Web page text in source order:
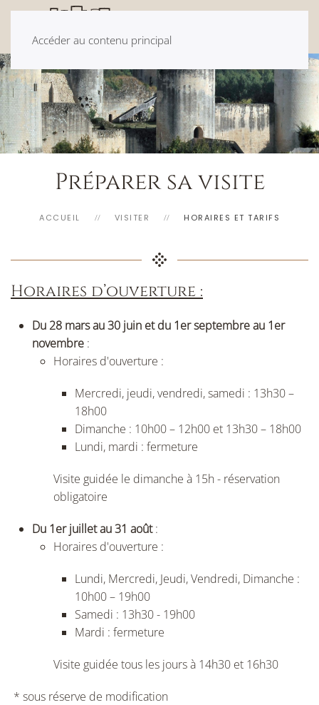
Accéder au contenu principal
Préparer sa visite
ACCUEIL VISITER HORAIRES ET TARIFS
Horaires d’ouverture :
Du 28 mars au 30 juin et du 1er septembre au 1er
novembre :
Horaires d'ouverture :
Mercredi, jeudi, vendredi, samedi : 13h30 –
18h00
Dimanche : 10h00 – 12h00 et 13h30 – 18h00
Lundi, mardi : fermeture
Visite guidée le dimanche à 15h - réservation
obligatoire
Du 1er juillet au 31 août:
Horaires d'ouverture :
Lundi, Mercredi, Jeudi, Vendredi, Dimanche :
10h00 – 19h00
Samedi : 13h30 - 19h00
Mardi : fermeture
Visite guidée tous les jours à 14h30 et 16h30
* sous réserve de modification